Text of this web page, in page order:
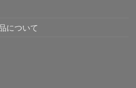
について